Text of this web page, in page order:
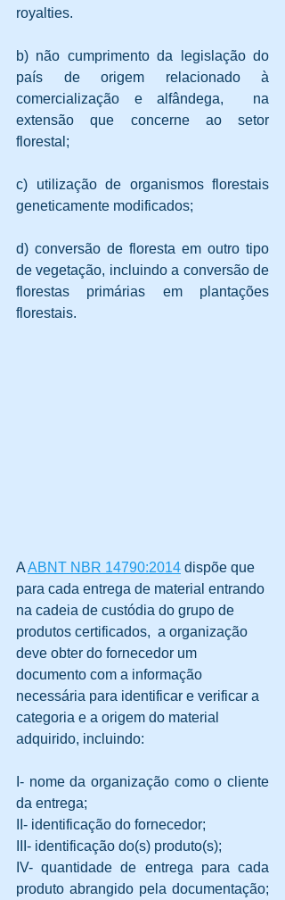
royalties.
b) não cumprimento da legislação do
país de origem relacionado à
comercialização e alfândega,  na
extensão que concerne ao setor
florestal;
c) utilização de organismos florestais
geneticamente modificados;
d) conversão de floresta em outro tipo
de vegetação, incluindo a conversão de
florestas primárias em plantações
florestais.
A ABNT NBR 14790:2014 dispõe que
para cada entrega de material entrando
na cadeia de custódia do grupo de
produtos certificados,  a organização
deve obter do fornecedor um
documento com a informação
necessária para identificar e verificar a
categoria e a origem do material
adquirido, incluindo:
I- nome da organização como o cliente
da entrega;
II- identificação do fornecedor;
III- identificação do(s) produto(s);
IV- quantidade de entrega para cada
produto abrangido pela documentação;